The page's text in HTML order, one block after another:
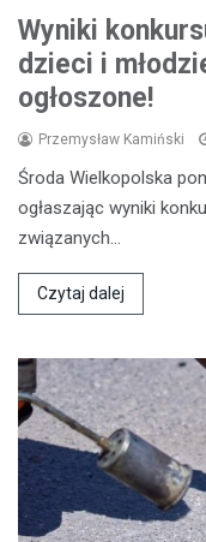
Wyniki
dzieci i
ogłoszone!
Przemysław Kamiński
Środa Wielkopolska
ogłaszając wyniki
związanych…
Czytaj dalej